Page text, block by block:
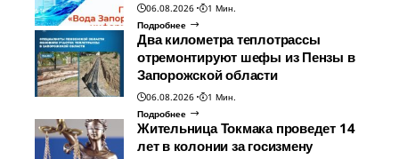
06.08.2026
1 Мин.
Подробнее
Два километра теплотрассы
отремонтируют шефы из Пензы в
Запорожской области
06.08.2026
1 Мин.
Подробнее
Жительница Токмака проведет 14
лет в колонии за госизмену